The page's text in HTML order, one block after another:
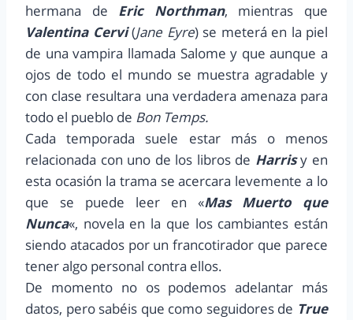
hermana de Eric Northman, mientras que
Valentina Cervi(Jane Eyre) se meterá en la piel
de una vampira llamada Salome y que aunque a
ojos de todo el mundo se muestra agradable y
con clase resultara una verdadera amenaza para
todo el pueblo de Bon Temps.
Cada temporada suele estar más o menos
relacionada con uno de los libros de Harrisy en
esta ocasión la trama se acercara levemente a lo
que se puede leer en «Mas Muerto que
Nunca«, novela en la que los cambiantes están
siendo atacados por un francotirador que parece
tener algo personal contra ellos.
De momento no os podemos adelantar más
datos, pero sabéis que como seguidores de True